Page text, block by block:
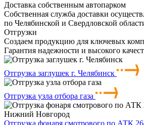
Доставка собственным автопарком
Собственная служба доставки
по Челябинской и Свердловской
Отгрузки
Создаем продукцию для ключевых
Гарантия надежности и высокого
Отгрузка заглушек г. Челябинск
Отгрузка узла отбора газа
Отгрузка фонаря смотрового по АТК